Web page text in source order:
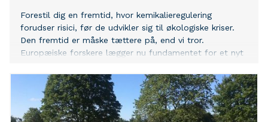
Forestil dig en fremtid, hvor kemikalieregulering
forudser risici, før de udvikler sig til økologiske kriser.
Den fremtid er måske tættere på, end vi tror.
Europæiske forskere lægger nu fundamentet for et nyt
og det begynder med systemtænkning.